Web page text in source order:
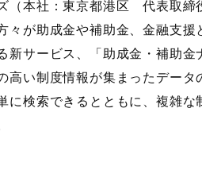
（本社：東京都港区 代表取
々が助成金や補助金、金融支
新サービス、「助成金・補助金
高い制度情報が集まったデータ
に検索できるとともに、複雑